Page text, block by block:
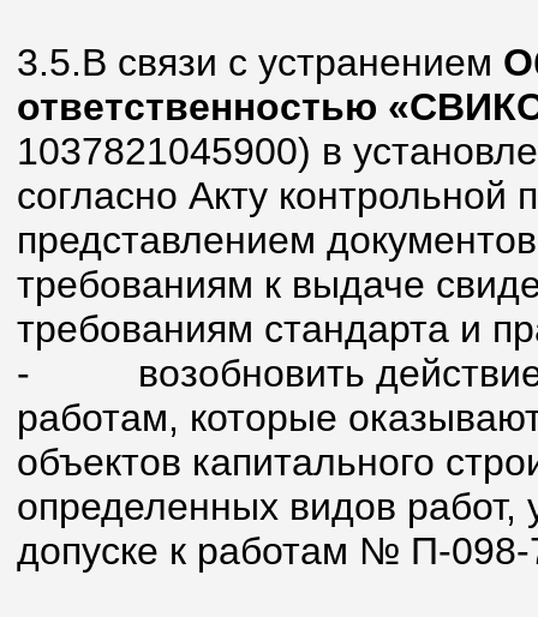
3.5.В связи с устранением
ответственностью
1037821045900) в
согласно Акту контрольной
представлением
требованиям к выдаче
требованиям стандарта и
-
возобновить
работам, которые
объектов капитального
определенных видов работ,
допуске к работам № П-